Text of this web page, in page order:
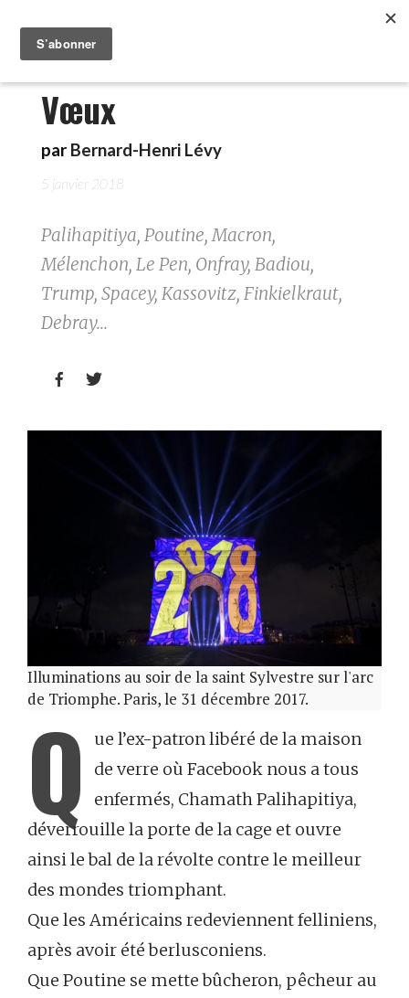
Vœux
par Bernard-Henri Lévy
5 janvier 2018
Palihapitiya, Poutine, Macron,
Mélenchon, Le Pen, Onfray, Badiou,
Trump, Spacey, Kassovitz, Finkielkraut,
Debray...
 
Illuminations au soir de la saint Sylvestre sur l'arc
de Triomphe. Paris, le 31 décembre 2017.
Q
ue l’ex-patron libéré de la maison
de verre où Facebook nous a tous
enfermés, Chamath Palihapitiya,
déverrouille la porte de la cage et ouvre
ainsi le bal de la révolte contre le meilleur
des mondes triomphant.
Que les Américains redeviennent felliniens,
après avoir été berlusconiens.
Que Poutine se mette bûcheron, pêcheur au